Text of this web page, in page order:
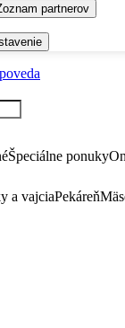
partnerov
Špeciálne ponuky
a vajciaPekáreň